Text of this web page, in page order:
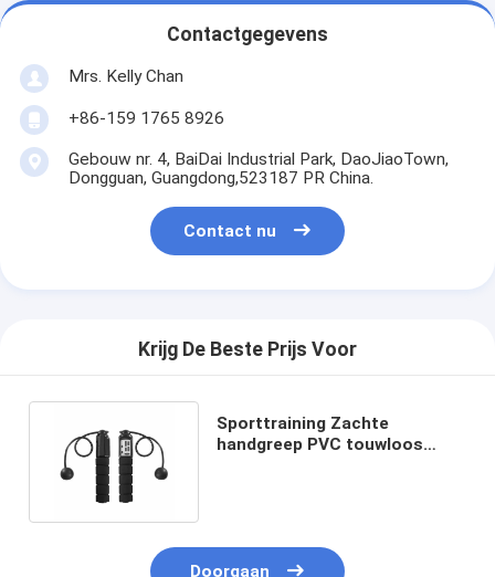
Contactgegevens
Mrs. Kelly Chan
+86-159 1765 8926
Gebouw nr. 4, BaiDai Industrial Park, DaoJiaoTown,
Dongguan, Guangdong,523187 PR China.
Contact nu
Krijg De Beste Prijs Voor
Sporttraining Zachte
handgreep PVC touwloos
Doorgaan